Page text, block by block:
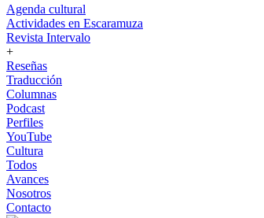
Agenda cultural
Actividades en Escaramuza
Revista Intervalo
+
Reseñas
Traducción
Columnas
Podcast
Perfiles
YouTube
Cultura
Todos
Avances
Nosotros
Contacto